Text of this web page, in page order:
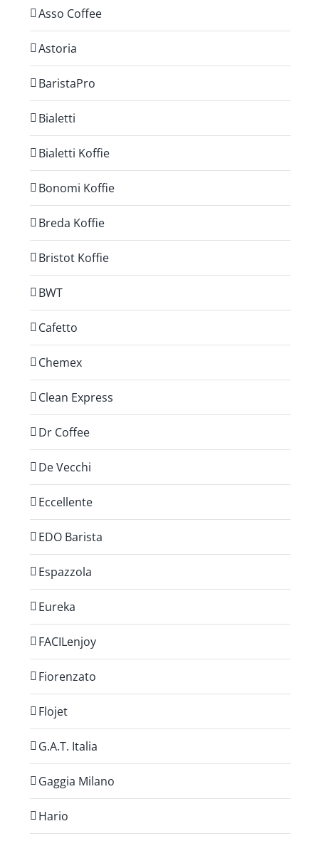
Asso Coffee
Astoria
BaristaPro
Bialetti
Bialetti Koffie
Bonomi Koffie
Breda Koffie
Bristot Koffie
BWT
Cafetto
Chemex
Clean Express
Dr Coffee
De Vecchi
Eccellente
EDO Barista
Espazzola
Eureka
FACILenjoy
Fiorenzato
Flojet
G.A.T. Italia
Gaggia Milano
Hario